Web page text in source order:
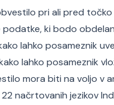
pri ali pred
ki bodo
lahko posameznik
lahko posameznik
mora biti na voljo v
načrtovanih jezikov